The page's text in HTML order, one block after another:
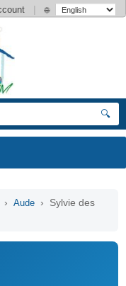
| 🌐
🔍
›Aude › Sylvie des